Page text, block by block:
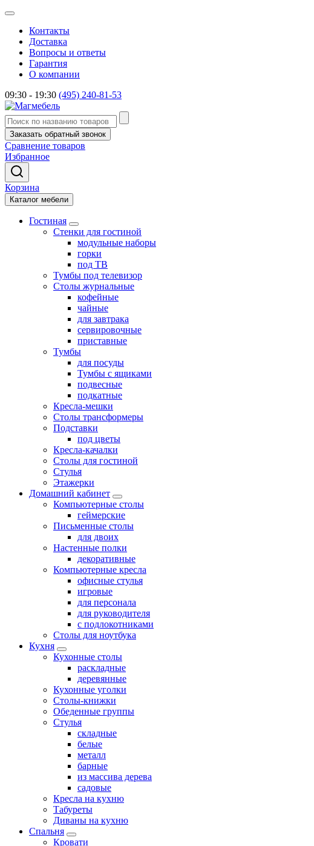
Контакты
Доставка
Вопросы и ответы
Гарантия
О компании
09:30 - 19:30 (495) 240-81-53
Заказать обратный звонок
Сравнение товаров
Избранное
Корзина
Каталог мебели
Гостиная
Стенки для гостиной
модульные наборы
горки
под ТВ
Тумбы под телевизор
Столы журнальные
кофейные
чайные
для завтрака
сервировочные
приставные
Тумбы
для посуды
Тумбы с ящиками
подвесные
подкатные
Кресла-мешки
Столы трансформеры
Подставки
под цветы
Кресла-качалки
Столы для гостиной
Стулья
Этажерки
Домашний кабинет
Компьютерные столы
геймерские
Письменные столы
для двоих
Настенные полки
декоративные
Компьютерные кресла
офисные стулья
игровые
для персонала
для руководителя
с подлокотниками
Столы для ноутбука
Кухня
Кухонные столы
раскладные
деревянные
Кухонные уголки
Столы-книжки
Обеденные группы
Стулья
складные
белые
металл
барные
из массива дерева
садовые
Кресла на кухню
Табуреты
Диваны на кухню
Спальня
Кровати